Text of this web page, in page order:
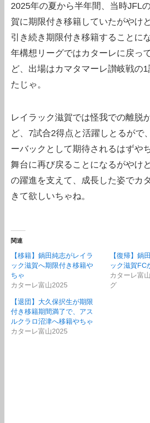
2025年の夏から半年間、当時JFL
賀に期限付き移籍していたがやけ
引き続き期限付き移籍することに
年構想リーグではカターレに戻っ
ど、出場はカマタマーレ讃岐戦の
たじゃ。
レイラック滋賀では怪我での離脱
ど、7試合2得点と活躍しとるがで
ーバックとして期待されるはずや
舞台に再び戻ることになるがやけ
の躍進を支えて、成長した姿でカ
きて欲しいちゃね。
関連
【移籍】鍋田純志がレイラ
ック滋賀へ期限付き移籍や
ちゃ
カターレ富山2025
【復帰】鍋
ック滋賀FC
カターレ富
グ
【退団】大久保択生が期限
付き移籍期間満了で、アス
ルクラロ沼津へ移籍やちゃ
カターレ富山2025